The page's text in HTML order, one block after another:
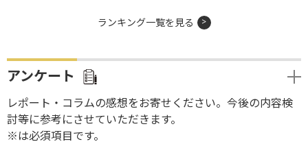
ランキング一覧を見る
アンケート
レポート・コラムの感想をお寄せください。今後の内容検
討等に参考にさせていただきます。
※は必須項目です。